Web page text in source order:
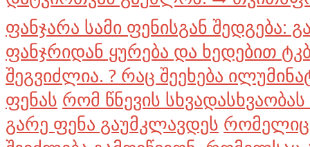
ფანჯარა სამი ფენისგან შედგება:
ფანჯრიდან ყურება და ხედებით
შეგვიძლია. ? რაც შეეხება
ფენას რომ წნევის
გარე ფენა გაუმკლავდეს რომელიც